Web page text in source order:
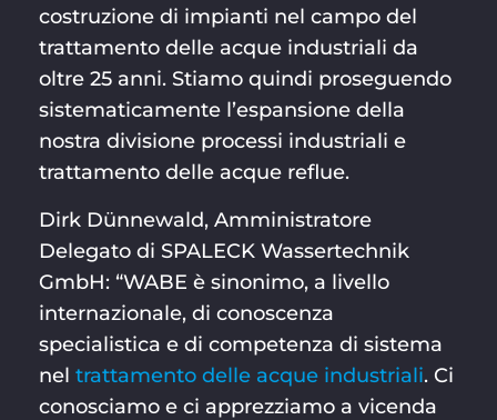
costruzione di impianti nel campo del
trattamento delle acque industriali da
oltre 25 anni. Stiamo quindi proseguendo
sistematicamente l’espansione della
nostra divisione processi industriali e
trattamento delle acque reflue.
Dirk Dünnewald, Amministratore
Delegato di SPALECK Wassertechnik
GmbH: “WABE è sinonimo, a livello
internazionale, di conoscenza
specialistica e di competenza di sistema
nel trattamento delle acque industriali. Ci
conosciamo e ci apprezziamo a vicenda